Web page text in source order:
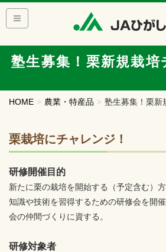
塾生募集！栗新規栽
HOME 農業・特産品 塾生募集！栗新
栗栽培にチャレンジ！
研修開催目的
新たに栗の栽培を開始する（予定含む）
知識や技術を習得するための研修会を開
会の仲間づくりに資する。
研修対象者